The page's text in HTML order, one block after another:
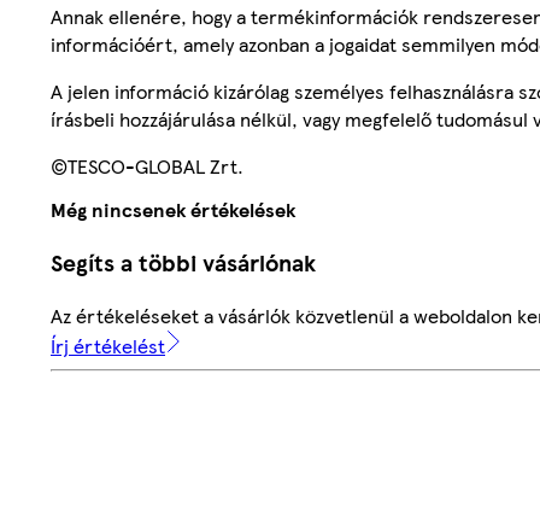
Annak ellenére, hogy a termékinformációk
információért, amely azonban a jogaidat semmilyen
A jelen információ kizárólag személyes felhasználásra
írásbeli hozzájárulása nélkül, vagy megfelelő
©TESCO-GLOBAL Zrt.
Még nincsenek értékelések
Segíts a többi vásárlónak
Az értékeléseket a vásárlók közvetlenül a weboldalon
Írj értékelést